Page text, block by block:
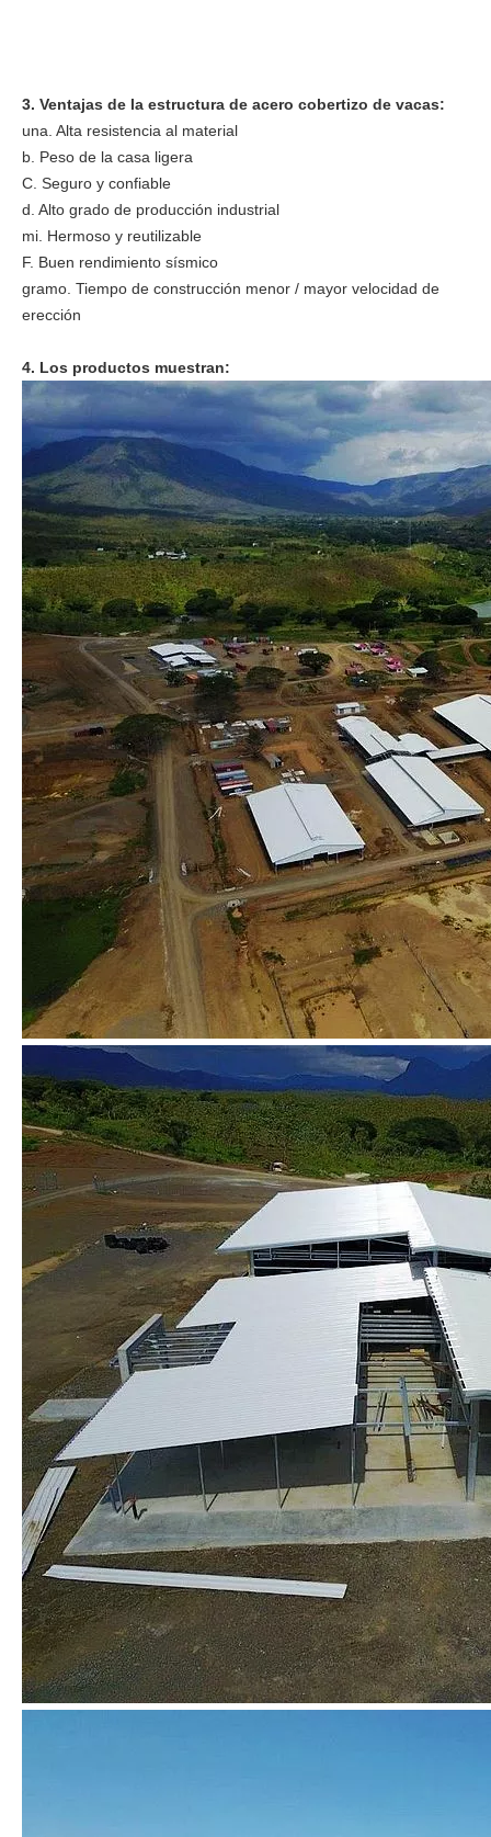
3. Ventajas de la estructura de acero cobertizo de vacas:
una. Alta resistencia al material
b. Peso de la casa ligera
C. Seguro y confiable
d. Alto grado de producción industrial
mi. Hermoso y reutilizable
F. Buen rendimiento sísmico
gramo. Tiempo de construcción menor / mayor velocidad de
erección
4. Los productos muestran: